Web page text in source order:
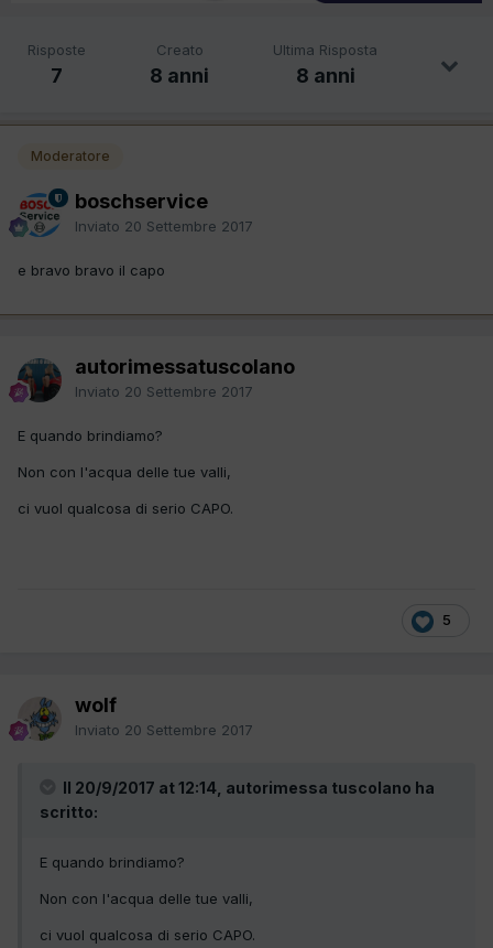
Risposte
7
Creato
8 anni
Ultima Risposta
8 anni
Moderatore
boschservice
Inviato 20 Settembre 2017
e bravo bravo il capo
autorimessatuscolano
Inviato 20 Settembre 2017
E quando brindiamo?
Non con l'acqua delle tue valli,
ci vuol qualcosa di serio CAPO.
5
wolf
Inviato 20 Settembre 2017
Il 20/9/2017 at 12:14, autorimessa tuscolano ha
scritto:
E quando brindiamo?
Non con l'acqua delle tue valli,
ci vuol qualcosa di serio CAPO.